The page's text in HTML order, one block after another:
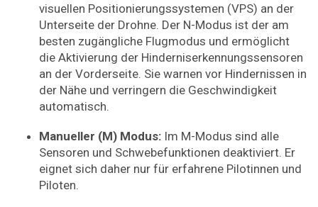
visuellen Positionierungssystemen (VPS) an der
Unterseite der Drohne. Der N-Modus ist der am
besten zugängliche Flugmodus und ermöglicht
die Aktivierung der Hinderniserkennungssensoren
an der Vorderseite. Sie warnen vor Hindernissen in
der Nähe und verringern die Geschwindigkeit
automatisch.
Manueller (M) Modus: Im M-Modus sind alle
Sensoren und Schwebefunktionen deaktiviert. Er
eignet sich daher nur für erfahrene Pilotinnen und
Piloten.